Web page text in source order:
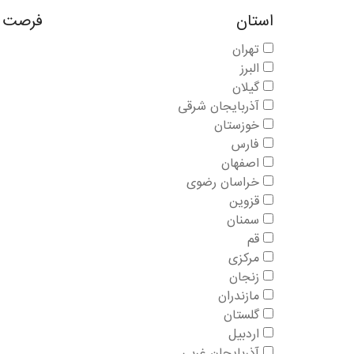
استان
تهران
البرز
گیلان
آذربایجان شرقی
خوزستان
فارس
اصفهان
خراسان رضوی
قزوین
سمنان
قم
مرکزی
زنجان
مازندران
گلستان
اردبیل